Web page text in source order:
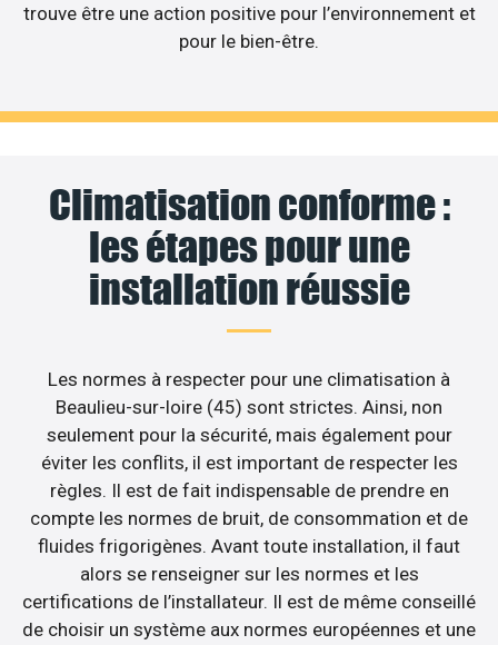
trouve être une action positive pour l’environnement et
pour le bien-être.
Climatisation conforme :
les étapes pour une
installation réussie
Les normes à respecter pour une climatisation à
Beaulieu-sur-loire (45) sont strictes. Ainsi, non
seulement pour la sécurité, mais également pour
éviter les conflits, il est important de respecter les
règles. Il est de fait indispensable de prendre en
compte les normes de bruit, de consommation et de
fluides frigorigènes. Avant toute installation, il faut
alors se renseigner sur les normes et les
certifications de l’installateur. Il est de même conseillé
de choisir un système aux normes européennes et une